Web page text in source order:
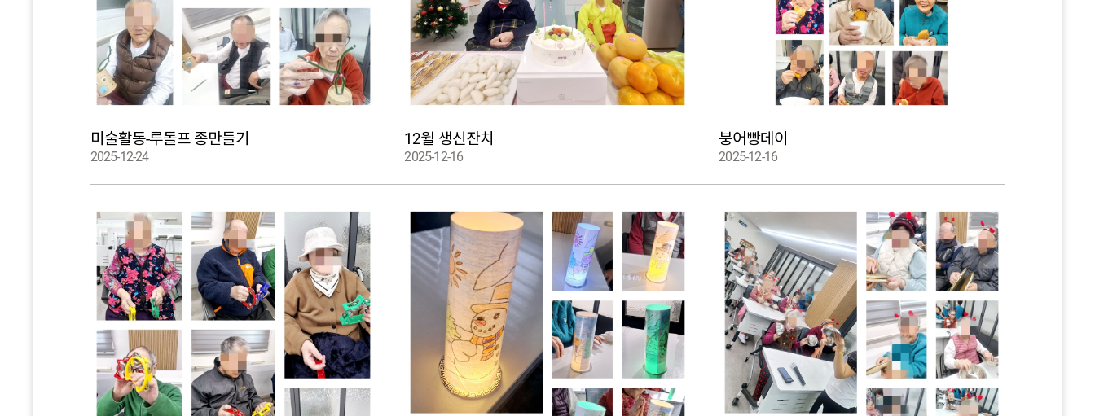
미술활동-루돌프 종만들기
2025-12-24
12월 생신잔치
2025-12-16
붕어빵데이
2025-12-16